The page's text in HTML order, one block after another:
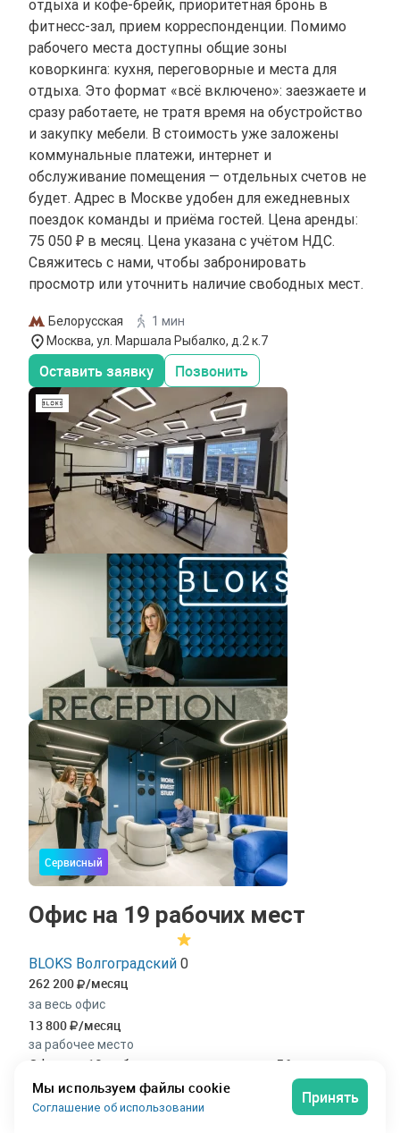
отдыха и кофе-брейк, приоритетная бронь в
фитнесс-зал, прием корреспонденции. Помимо
рабочего места доступны общие зоны
коворкинга: кухня, переговорные и места для
отдыха. Это формат «всё включено»: заезжаете и
сразу работаете, не тратя время на обустройство
и закупку мебели. В стоимость уже заложены
коммунальные платежи, интернет и
обслуживание помещения — отдельных счетов не
будет. Адрес в Москве удобен для ежедневных
поездок команды и приёма гостей. Цена аренды:
75 050 ₽ в месяц. Цена указана с учётом НДС.
Свяжитесь с нами, чтобы забронировать
просмотр или уточнить наличие свободных мест.
Белорусская
1 мин
Москва, ул. Маршала Рыбалко, д.2 к.7
Оставить заявку Позвонить
Сервисный
Офис на 19 рабочих мест
BLOKS Волгоградский 0
262 200 /месяц
за весь офис
13 800 /месяц
за рабочее место
Офис на 19 рабочих мест площадью 56 м² в
коворкинге «Blokvolgogradskaya» в Волгограде.
Просторное решение для большой команды от 19
Мы используем файлы cookie
Соглашение об использовании
Принять